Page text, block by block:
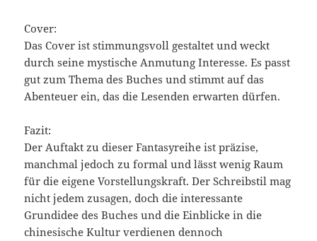
Cover:
Das Cover ist stimmungsvoll gestaltet und weckt
durch seine mystische Anmutung Interesse. Es passt
gut zum Thema des Buches und stimmt auf das
Abenteuer ein, das die Lesenden erwarten dürfen.
Fazit:
Der Auftakt zu dieser Fantasyreihe ist präzise,
manchmal jedoch zu formal und lässt wenig Raum
für die eigene Vorstellungskraft. Der Schreibstil mag
nicht jedem zusagen, doch die interessante
Grundidee des Buches und die Einblicke in die
chinesische Kultur verdienen dennoch